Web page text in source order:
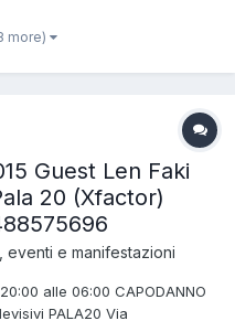
INFO LINE: Tel: +39 348
more)
Guest Len Faki
20 (Xfactor)
eventi e manifestazioni
alle 06:00 CAPODANNO
PALA20 Via